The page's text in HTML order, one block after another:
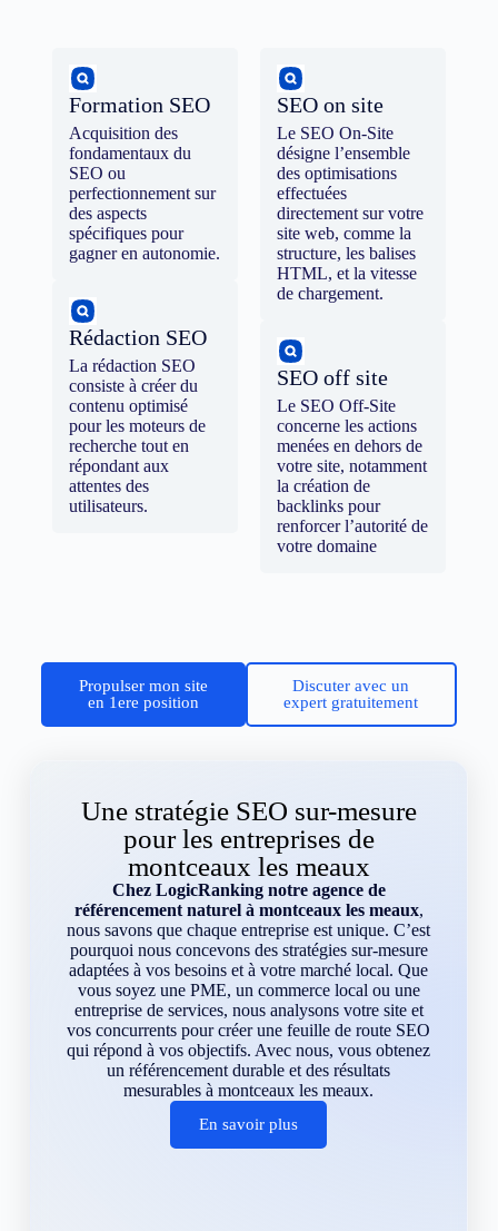
Formation SEO
Acquisition des
fondamentaux du
SEO ou
perfectionnement sur
des aspects
spécifiques pour
gagner en autonomie.
Rédaction SEO
La rédaction SEO
consiste à créer du
contenu optimisé
pour les moteurs de
recherche tout en
répondant aux
attentes des
utilisateurs.
SEO on site
Le SEO On-Site
désigne l’ensemble
des optimisations
effectuées
directement sur votre
site web, comme la
structure, les balises
HTML, et la vitesse
de chargement.
SEO off site
Le SEO Off-Site
concerne les actions
menées en dehors de
votre site, notamment
la création de
backlinks pour
renforcer l’autorité de
votre domaine
Propulser mon site
en 1ere position
Discuter avec un
expert gratuitement
Une stratégie SEO sur-mesure
pour les entreprises de
montceaux les meaux
Chez LogicRanking notre agence de
référencement naturel à montceaux les meaux,
nous savons que chaque entreprise est unique. C’est
pourquoi nous concevons des stratégies sur-mesure
adaptées à vos besoins et à votre marché local. Que
vous soyez une PME, un commerce local ou une
entreprise de services, nous analysons votre site et
vos concurrents pour créer une feuille de route SEO
qui répond à vos objectifs. Avec nous, vous obtenez
un référencement durable et des résultats
mesurables à montceaux les meaux.
En savoir plus